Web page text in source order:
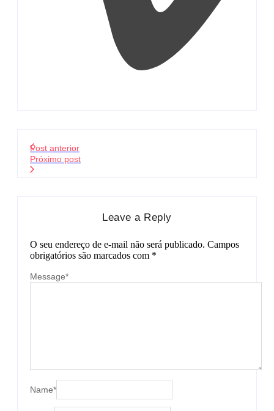
Post anterior
Próximo post
Leave a Reply
O seu endereço de e-mail não será publicado. Campos
obrigatórios são marcados com *
Message*
Name*